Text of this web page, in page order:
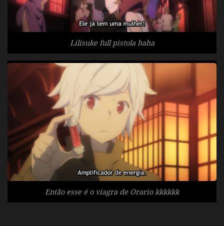
Lilisuke full pistola haha
Então esse é o viagra de Orario kkkkkk